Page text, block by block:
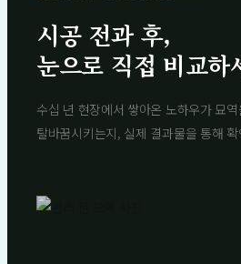
시공 전과 후,
눈으로 직접 비교하
수십 년 현장에서 쌓아온 노하우가 묘
탈바꿈시키는지, 실제 결과물을 통해